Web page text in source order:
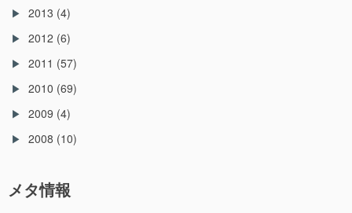
2013 (4)
2012 (6)
2011 (57)
2010 (69)
2009 (4)
2008 (10)
メタ情報